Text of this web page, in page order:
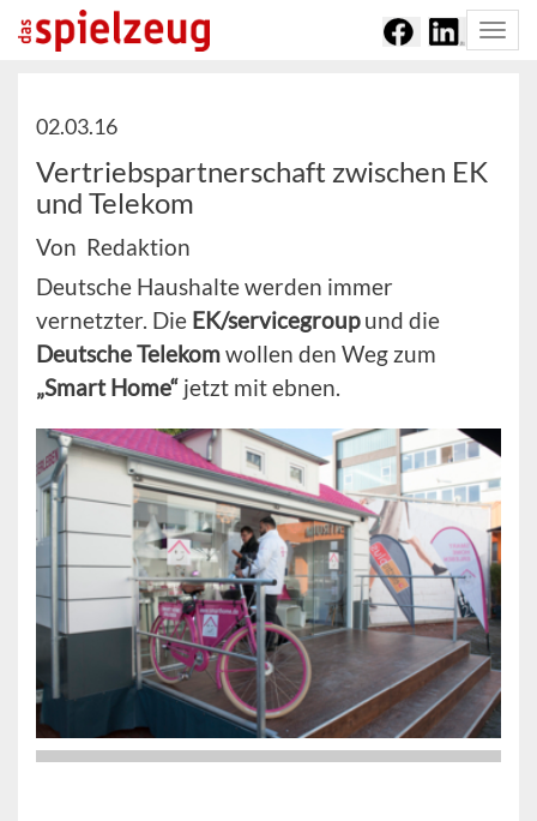
02.03.16
Vertriebspartnerschaft zwischen EK
und Telekom
Von Redaktion
Deutsche Haushalte werden immer
vernetzter. Die EK/servicegroupund die
Deutsche Telekomwollen den Weg zum
„Smart Home“ jetzt mit ebnen.